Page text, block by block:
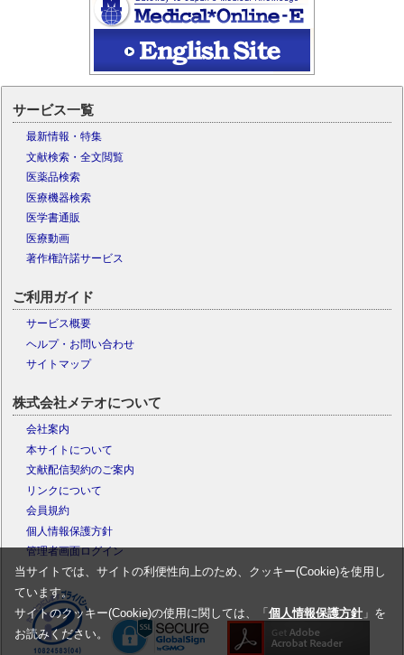
サービス一覧
最新情報・特集
文献検索・全文閲覧
医薬品検索
医療機器検索
医学書通販
医療動画
著作権許諾サービス
ご利用ガイド
サービス概要
ヘルプ・お問い合わせ
サイトマップ
株式会社メテオについて
会社案内
本サイトについて
文献配信契約のご案内
リンクについて
会員規約
個人情報保護方針
管理者画面ログイン
当サイトでは、サイトの利便性向上のため、クッキー(Cookie)を使用し
ています。
サイトのクッキー(Cookie)の使用に関しては、「 個人情報保護方針」を
お読みください。